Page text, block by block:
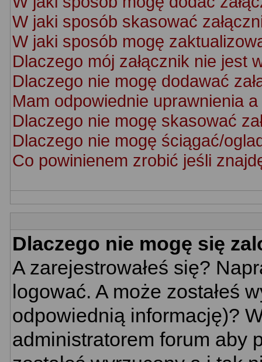
W jaki sposób skasować
W jaki sposób mogę
Dlaczego mój załącznik nie jest
Dlaczego nie mogę dodawać
Mam odpowiednie uprawnienia
Dlaczego nie mogę skasować
Dlaczego nie mogę ściągać/
Co powinienem zrobić jeśli
Dlaczego nie mogę się
A zarejestrowałeś się?
logować. A może zostałeś
odpowiednią informację)?
administratorem forum aby